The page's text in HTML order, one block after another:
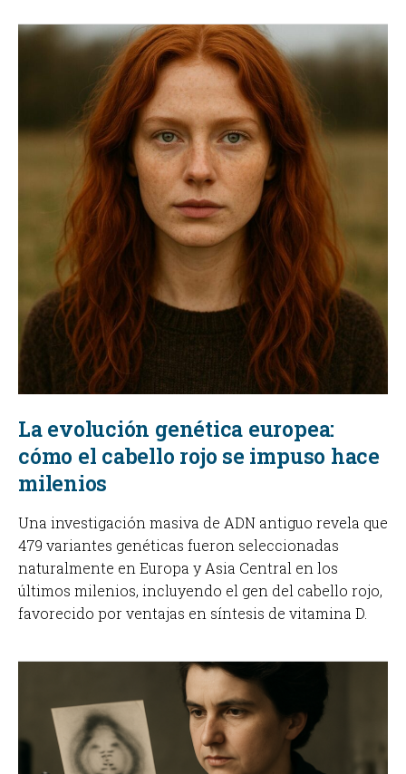
La evolución genética europea:
cómo el cabello rojo se impuso hace
milenios
Una investigación masiva de ADN antiguo revela que
479 variantes genéticas fueron seleccionadas
naturalmente en Europa y Asia Central en los
últimos milenios, incluyendo el gen del cabello rojo,
favorecido por ventajas en síntesis de vitamina D.